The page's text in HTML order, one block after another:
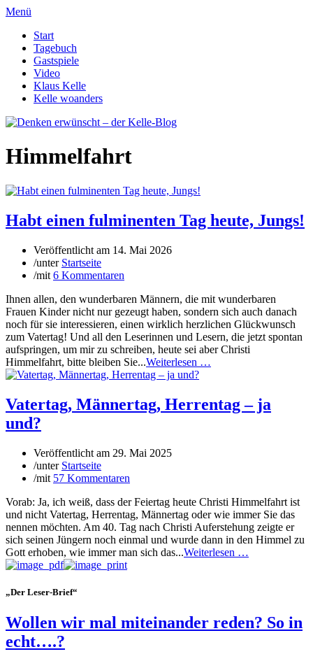
Menü
Start
Tagebuch
Gastspiele
Video
Klaus Kelle
Kelle woanders
Himmelfahrt
Habt einen fulminenten Tag heute, Jungs!
Veröffentlicht am 14. Mai 2026
/unter Startseite
/mit 6 Kommentaren
Ihnen allen, den wunderbaren Männern, die mit wunderbaren
Frauen Kinder nicht nur gezeugt haben, sondern sich auch danach
noch für sie interessieren, einen wirklich herzlichen Glückwunsch
zum Vatertag! Und all den Leserinnen und Lesern, die jetzt spontan
aufspringen, um mir zu schreiben, heute sei aber Christi
Himmelfahrt, bitte bleiben Sie...Weiterlesen …
Vatertag, Männertag, Herrentag – ja
und?
Veröffentlicht am 29. Mai 2025
/unter Startseite
/mit 57 Kommentaren
Vorab: Ja, ich weiß, dass der Feiertag heute Christi Himmelfahrt ist
und nicht Vatertag, Herrentag, Männertag oder wie immer Sie das
nennen möchten. Am 40. Tag nach Christi Auferstehung zeigte er
sich seinen Jüngern noch einmal und wurde dann in den Himmel zu
Gott erhoben, wie immer man sich das...Weiterlesen …
„Der Leser-Brief“
Wollen wir mal miteinander reden? So in
echt….?